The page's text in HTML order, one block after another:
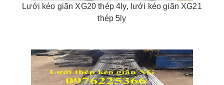
Lưới kéo giãn XG20 thép 4ly, lưới kéo giãn XG21
thép 5ly